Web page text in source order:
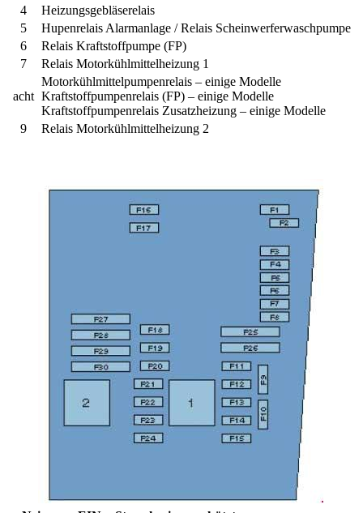
4
Heizungsgebläserelais
5
Hupenrelais Alarmanlage / Relais Scheinwerferwaschpumpe
6
Relais Kraftstoffpumpe (FP)
7
Relais Motorkühlmittelheizung 1
acht
Motorkühlmittelpumpenrelais – einige Modelle
Kraftstoffpumpenrelais (FP) – einige Modelle
Kraftstoffpumpenrelais Zusatzheizung – einige Modelle
9
Relais Motorkühlmittelheizung 2